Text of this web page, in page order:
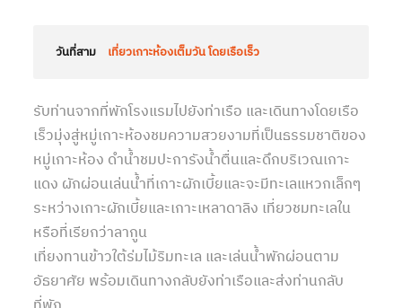
วันที่สาม เที่ยวเกาะห้องเต็มวัน โดยเรือเร็ว
รับท่านจากที่พักโรงแรมไปยังท่าเรือ และเดินทางโดยเรือ
เร็วมุ่งสู่หมู่เกาะห้องชมความสวยงามที่เป็นธรรมชาติของ
หมู่เกาะห้อง ดำน้ำชมปะการังน้ำตื่นและดึกบริเวณเกาะ
แดง ผักผ่อนเล่นน้ำที่เกาะผักเบี้ยและจะมีทะเลแหวกเล็กๆ
ระหว่างเกาะผักเบี้ยและเกาะเหลาดาลิง เที่ยวชมทะเลใน
หรือที่เรียกว่าลากูน
เที่ยงทานข้าวใต้ร่มไม้ริมทะเล และเล่นน้ำพักผ่อนตาม
อัธยาศัย พร้อมเดินทางกลับยังท่าเรือและส่งท่านกลับ